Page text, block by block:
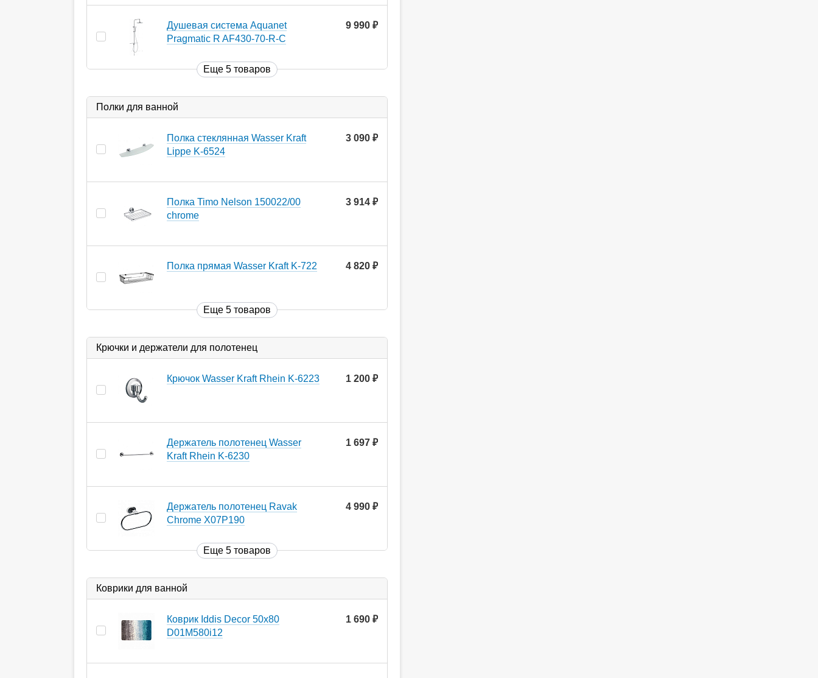
Душевая система Aquanet
Pragmatic R AF430-70-R-C
9 990
Еще 5 товаров
Полки для ванной
Полка стеклянная Wasser Kraft
Lippe K-6524
3 090
Полка Timo Nelson 150022/00
chrome
3 914
Полка прямая Wasser Kraft K-722 4 820
Еще 5 товаров
Крючки и держатели для полотенец
Крючок Wasser Kraft Rhein K-6223 1 200
Держатель полотенец Wasser
Kraft Rhein K-6230
1 697
Держатель полотенец Ravak
Chrome X07P190
4 990
Еще 5 товаров
Коврики для ванной
Коврик Iddis Decor 50х80
D01M580i12
1 690